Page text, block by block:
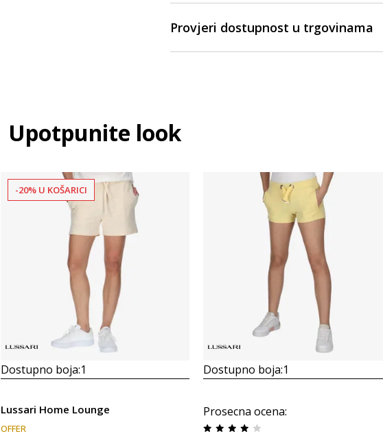
Provjeri dostupnost u trgovinama
Upotpunite look
-20% U KOŠARICI
Dostupno boja:1
Lussari Home Lounge
OFFER
Dostupno boja:1
Prosecna ocena: